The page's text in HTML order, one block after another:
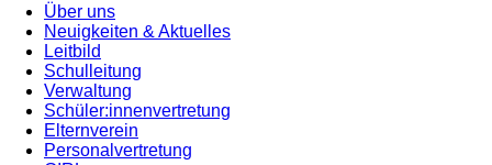
Über uns
Neuigkeiten & Aktuelles
Leitbild
Schulleitung
Verwaltung
Schüler:innenvertretung
Elternverein
Personalvertretung